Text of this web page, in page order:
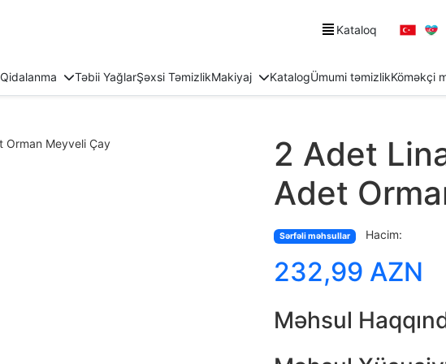
Kataloq
Qidalanma Təbii YağlarŞəxsi TəmizlikMakiyaj KatalogÜmumi təmizlikKöməkçi
2 Adet
Adet
Sərfəli məhsullar Hacim:
232,99 AZN
Məhsul